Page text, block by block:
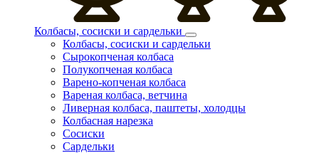
Колбасы, сосиски и сардельки
Колбасы, сосиски и сардельки
Сырокопченая колбаса
Полукопченая колбаса
Варено-копченая колбаса
Вареная колбаса, ветчина
Ливерная колбаса, паштеты, холодцы
Колбасная нарезка
Сосиски
Сардельки